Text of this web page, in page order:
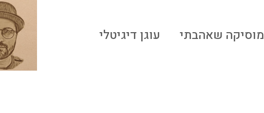
מוסיקה שאהבתי עוגן דיגיטלי